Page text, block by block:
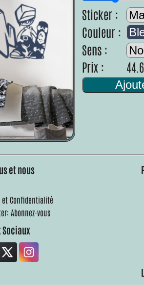
Sticker :
Couleur :
Sens :
Prix :
et nous
et Confidentialité
Abonnez-vous
Sociaux